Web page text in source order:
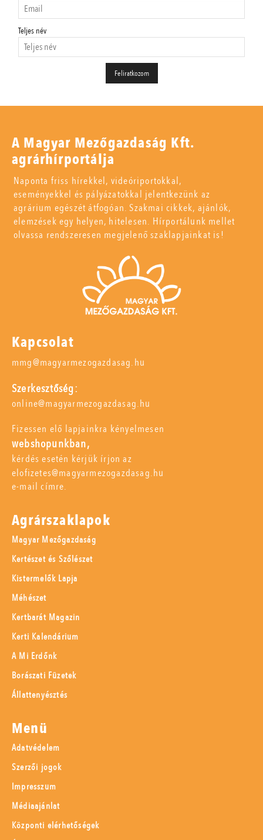
Teljes név
A Magyar Mezőgazdaság Kft.
agrárhírportálja
Naponta friss hírekkel, videóriportokkal,
eseményekkel és pályázatokkal jelentkezünk az
agrárium egészét átfogóan. Szakmai cikkek, ajánlók,
elemzések egy helyen, hitelesen. Hírportálunk mellet
olvassa rendszeresen megjelenő szaklapjainkat is!
Kapcsolat
mmg@magyarmezogazdasag.hu
Szerkesztőség:
online@magyarmezogazdasag.hu
Fizessen elő lapjainkra kényelmesen
webshopunkban,
kérdés esetén kérjük írjon az
elofizetes@magyarmezogazdasag.hu
e-mail címre.
Agrárszaklapok
Magyar Mezőgazdaság
Kertészet és Szőlészet
Kistermelők Lapja
Méhészet
Kertbarát Magazin
Kerti Kalendárium
A Mi Erdőnk
Borászati Füzetek
Állattenyésztés
Menü
Adatvédelem
Szerzői jogok
Impresszum
Médiaajánlat
Központi elérhetőségek